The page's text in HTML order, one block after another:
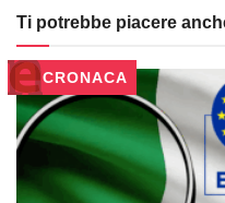
Ti potrebbe piacere
CRONACA